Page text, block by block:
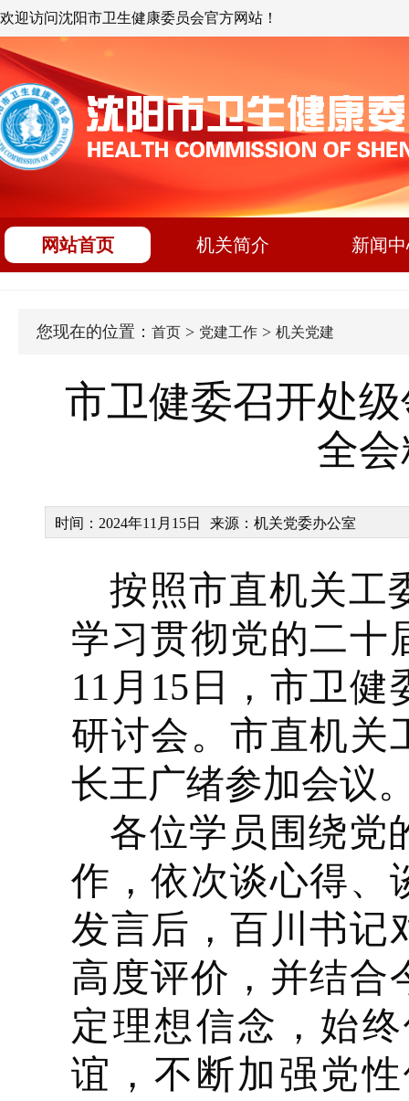
欢迎访问沈阳市卫生健康委员会官方网站！
网站首页 机关简介 新闻
您现在的位置： 首页 > 党建工作 > 机关党建
市卫健委召开处
全
时间：2024年11月15日 来源：机关党委办公室
按照市直机关工
学习贯彻党的二十
11月15日，市卫
研讨会。市直机关
长王广绪参加会议
各位学员 围绕党
作，依次谈心得、
发言后，百川书记
高度评价，并结合
定理想信念，始
谊，不断加强党